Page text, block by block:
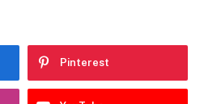
Pinterest